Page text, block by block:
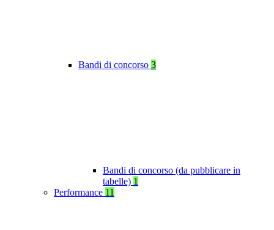
Bandi di concorso 3
Bandi di concorso (da pubblicare in
tabelle) 1
Performance 11